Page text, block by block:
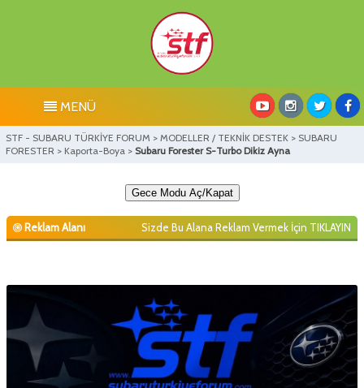
MENÜ
STF - SUBARU TÜRKİYE FORUM > MODELLER / TEKNİK DESTEK > SUBARU
FORESTER > Kaporta-Boya > Subaru Forester S-Turbo Dikiz Ayna
Gece Modu Aç/Kapat
Reklam Alanı Sizde Bu Alana Reklam Vermek İçin TIKLAYIN